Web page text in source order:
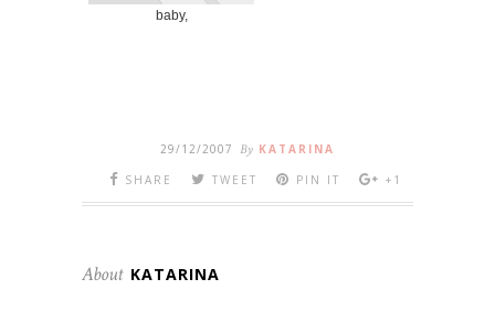
baby,
29/12/2007 By KATARINA
SHARE
TWEET PIN IT +1
About KATARINA